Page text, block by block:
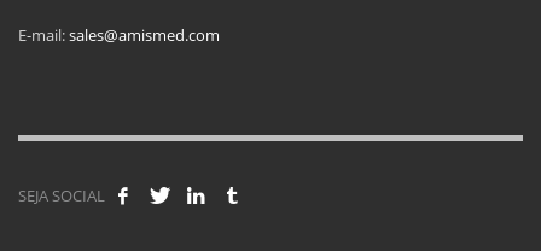
E-mail:sales@amismed.com
SEJA SOCIAL